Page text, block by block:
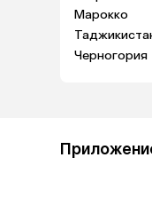
Марокко
Черногория